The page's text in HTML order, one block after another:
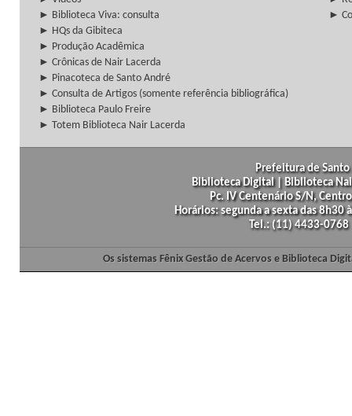
► Biblioteca Viva: consulta
►
► HQs da Gibiteca
► Produção Acadêmica
► Crônicas de Nair Lacerda
► Pinacoteca de Santo André
► Consulta de Artigos (somente referência bibliográfica)
► Biblioteca Paulo Freire
► Totem Biblioteca Nair Lacerda
Prefeitura de
Biblioteca Digital | Biblioteca
Pc. IV Centenário S/N,
Horários: segunda a sexta das
Tel.: (11) 4433-
Os sistemas Fênix Gestão de Acervos e Biblioteca